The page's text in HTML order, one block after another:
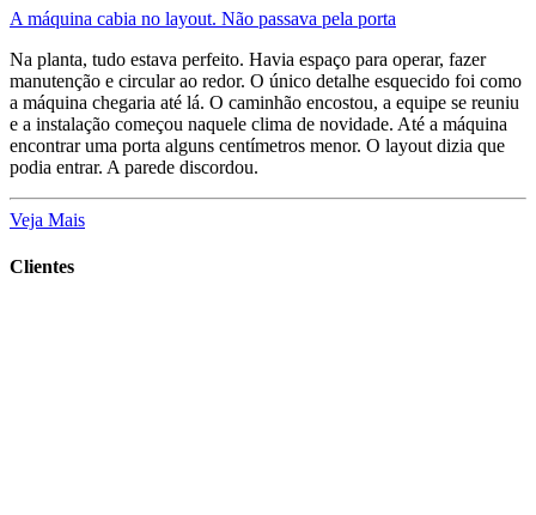
A máquina cabia no layout. Não passava pela porta
Na planta, tudo estava perfeito. Havia espaço para operar, fazer
manutenção e circular ao redor. O único detalhe esquecido foi como
a máquina chegaria até lá. O caminhão encostou, a equipe se reuniu
e a instalação começou naquele clima de novidade. Até a máquina
encontrar uma porta alguns centímetros menor. O layout dizia que
podia entrar. A parede discordou.
Veja Mais
Clientes